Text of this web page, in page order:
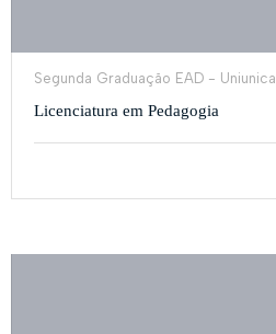
Segunda Graduação EAD - Uniunica
Licenciatura em Pedagogia